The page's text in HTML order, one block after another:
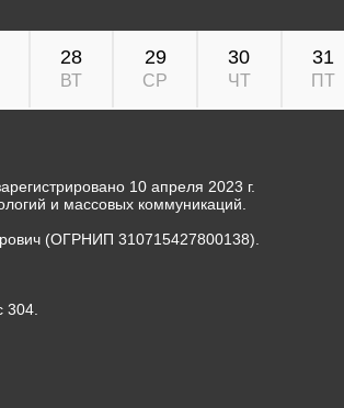
28
ВТ
29
СР
30
ЧТ
31
ПТ
10 апреля 2023 г.
и массовых коммуникаций.
(ОГРНИП 310715427800138).
304.